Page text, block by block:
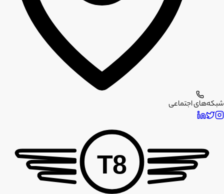
شبکه‌های اجتماعی
T8